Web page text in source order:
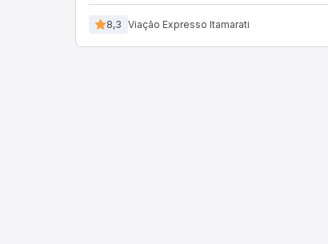
8,3 Viação Expresso Itamarati